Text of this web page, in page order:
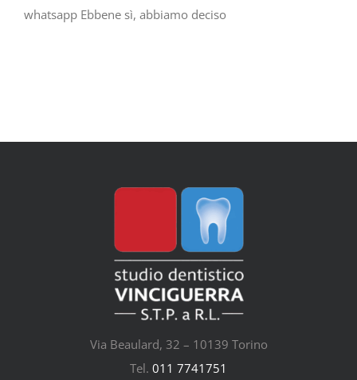
whatsapp Ebbene sì, abbiamo deciso
Via Beaulard, 32 – 10139 Torino
Tel. 011 7741751